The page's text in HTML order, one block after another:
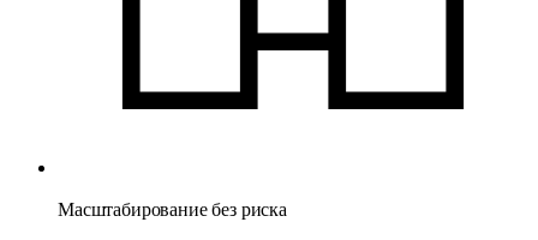
Масштабирование без риска